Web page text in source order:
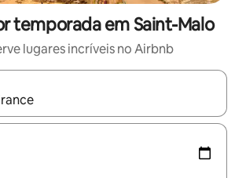
temporada em Saint-Malo
lugares incríveis no Airbnb
estiverem disponíveis, explore-os